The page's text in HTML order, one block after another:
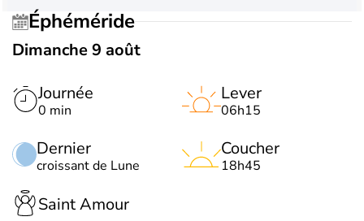
Éphéméride
Dimanche 9 août
Journée
0 min
Dernier
croissant de Lune
Lever
06h15
Coucher
18h45
Saint Amour